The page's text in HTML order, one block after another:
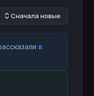
Сначала новые
в